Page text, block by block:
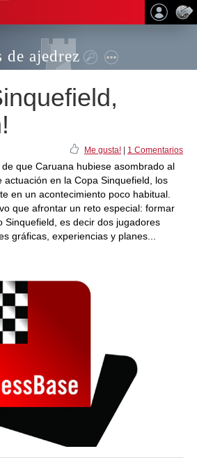
de ajedrez
Me gusta! 1 Comentarios
que Caruana hubiese asombrado al
actuación en la Copa Sinquefield, los
en un acontecimiento poco habitual.
que afrontar un reto especial: formar
Sinquefield, es decir dos jugadores
gráficas, experiencias y planes...